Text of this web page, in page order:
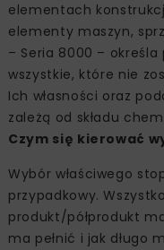
elementach
elementy maszyn,
– Seria 8000 –
wszystkie, które nie
Ich własności oraz
zależą od składu
Czym się kierować
Wybór właściwego
przypadkowy.
produkt/półprodukt
ma pełnić i jak długo